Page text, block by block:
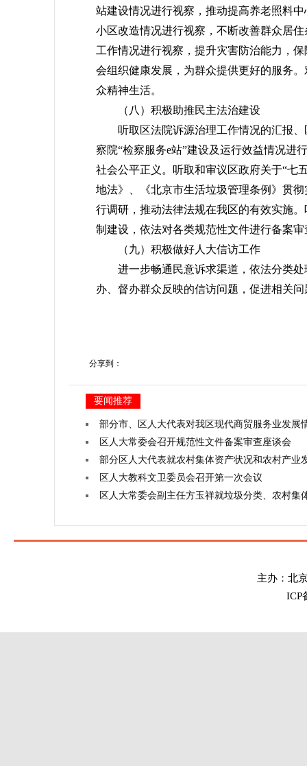
站建设情况进行视察，推动提高养老照料
小区改造情况进行视察，不断改善群众居
工作情况进行视察，提升灾害防治能力，
会组织健康发展，为群众提供更好的服务
众精神生活。
（八）积极助推民主法治建设
听取区法院诉源治理工作情况的汇报、
察院“检察服务e站”建设及运行效益情况进
社会公平正义。听取和审议区政府关于“七
地法》、《北京市生活垃圾管理条例》贯
行调研，推动法律法规在我区的有效实施
制建设，依法对各类规范性文件进行备案
（九）积极做好人大信访工作
进一步畅通民意诉求渠道，依法分类处
办、督办群众反映的信访问题，促进相关
分享到：
要闻推荐
部分市、区人大代表对我区现代商贸服务业发展
区人大常委会召开规范性文件备案审查座谈会
部分区人大代表就农村集体资产状况和农村产业
区人大教科文卫委员会召开第一次会议
区人大常委会副主任方玉祥就垃圾分类、农村
主办：北
ICP